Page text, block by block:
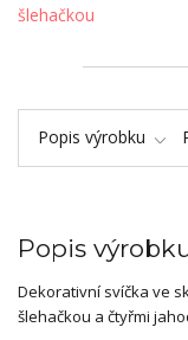
Popis výrobku
Popis
Dekorativní svíčka ve
šlehačkou a čtyřmi